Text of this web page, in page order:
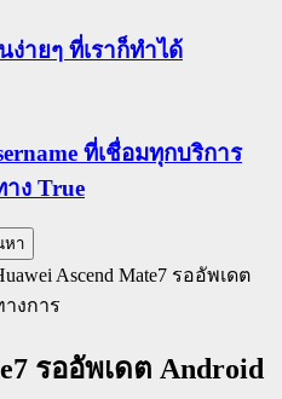
ง่ายๆ ที่เราก็ทำได้
ที่เชื่อมทุกบริการ
ง True
Ascend Mate7 รออัพเดต
างการ
รออัพเดต Android